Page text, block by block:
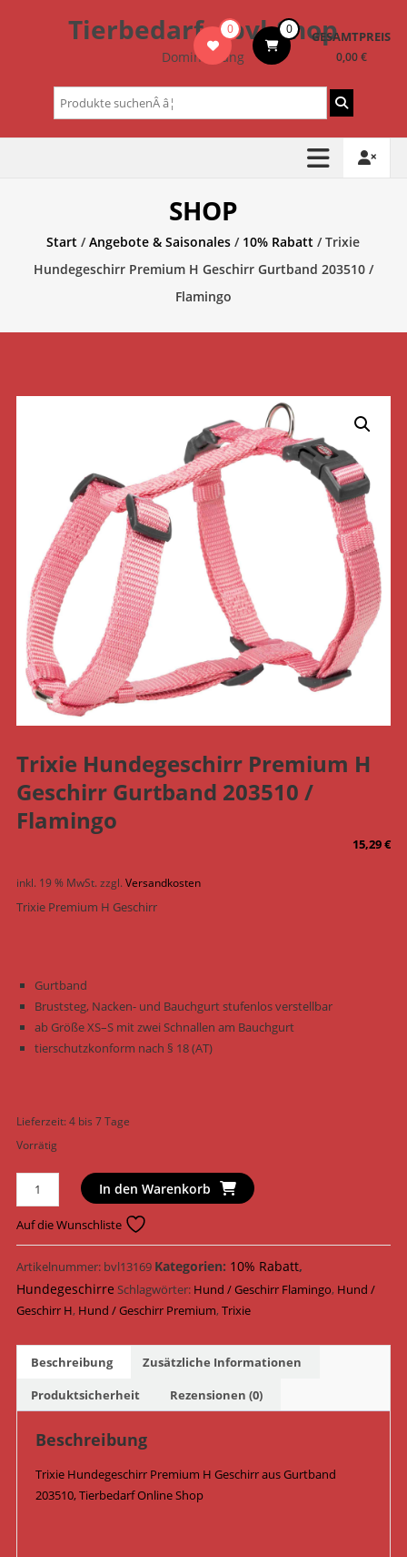
Tierbedarf – bvl-Shop
Dominik Lang
0 0 GESAMTPREIS
0,00 €
Suchen
nach:
SHOP
Start /Angebote & Saisonales / 10% Rabatt / Trixie
Hundegeschirr Premium H Geschirr Gurtband 203510 /
Flamingo
Trixie Hundegeschirr Premium H
Geschirr Gurtband 203510 /
Flamingo
15,29€
inkl. 19 % MwSt. zzgl. Versandkosten
Trixie Premium H Geschirr
Gurtband
Bruststeg, Nacken- und Bauchgurt stufenlos verstellbar
ab Größe XS–S mit zwei Schnallen am Bauchgurt
tierschutzkonform nach § 18 (AT)
Lieferzeit:4 bis 7 Tage
Vorrätig
Trixie
Hundegeschirr
Premium
H
Geschirr
Gurtband
203510
Flamingo
Menge
In den Warenkorb
Auf die Wunschliste
Artikelnummer: bvl13169 Kategorien: 10% Rabatt,
Hundegeschirre Schlagwörter: Hund / Geschirr Flamingo, Hund /
Geschirr H, Hund / Geschirr Premium,Trixie
Beschreibung
Zusätzliche Informationen
Produktsicherheit
Rezensionen (0)
Beschreibung
Trixie Hundegeschirr Premium H Geschirr aus Gurtband
203510, Tierbedarf Online Shop